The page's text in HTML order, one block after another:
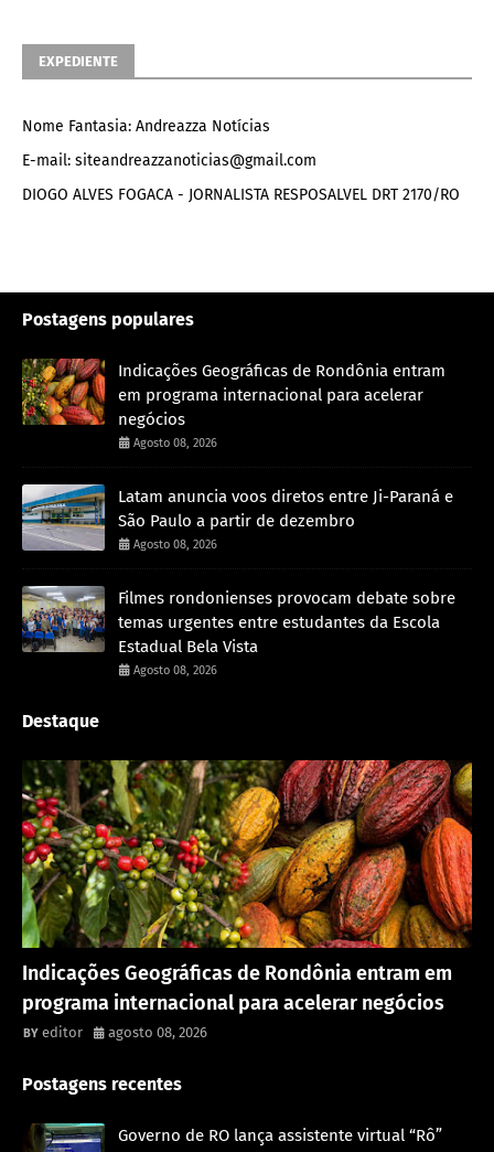
EXPEDIENTE
Nome Fantasia: Andreazza Notícias
E-mail: siteandreazzanoticias@gmail.com
DIOGO ALVES FOGACA - JORNALISTA RESPOSALVEL DRT 2170/RO
Postagens populares
Indicações Geográficas de Rondônia entram
em programa internacional para acelerar
negócios
Agosto 08, 2026
Latam anuncia voos diretos entre Ji-Paraná e
São Paulo a partir de dezembro
Agosto 08, 2026
Filmes rondonienses provocam debate sobre
temas urgentes entre estudantes da Escola
Estadual Bela Vista
Agosto 08, 2026
Destaque
Indicações Geográficas de Rondônia entram em
programa internacional para acelerar negócios
editor agosto 08, 2026
Postagens recentes
Governo de RO lança assistente virtual “Rô”